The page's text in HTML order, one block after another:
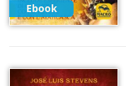
Ebook